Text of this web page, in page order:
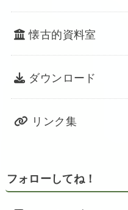
懐古的資料室
ダウンロード
リンク集
フォローしてね！